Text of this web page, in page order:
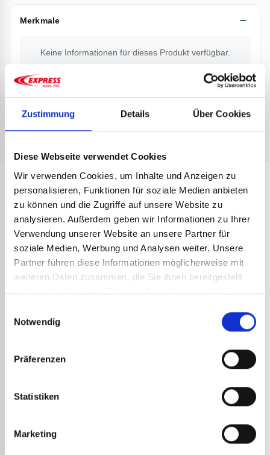
Zustimmung Details Über Cookies
Diese Webseite verwendet Cookies
Wir verwenden Cookies, um Inhalte und Anzeigen zu
personalisieren, Funktionen für soziale Medien anbieten
zu können und die Zugriffe auf unsere Website zu
analysieren. Außerdem geben wir Informationen zu Ihrer
Verwendung unserer Website an unsere Partner für
soziale Medien, Werbung und Analysen weiter. Unsere
Partner führen diese Informationen möglicherweise mit
weiteren Daten zusammen, die Sie ihnen bereitgestellt
haben oder die sie im Rahmen Ihrer Nutzung der Dienste
Notwendig
Präferenzen
Statistiken
Marketing
Merkmale
Keine Informationen für dieses Produkt verfügbar.
ANDERE
REFERENZEN
FÜR
Nr.